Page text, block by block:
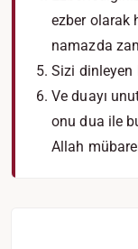
ezber olarak
namazda
Sizi dinleyen
Ve duayı
onu dua ile
Allah